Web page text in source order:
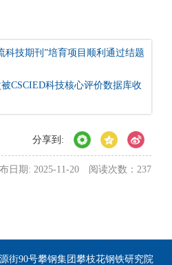
科技期刊”培育项目顺利通过结题
CSCIED科技核心评价数据库收
分享到:
日期: 2025-11-20 阅读次数： 237
街90号攀钢集团攀枝花钢铁研究院